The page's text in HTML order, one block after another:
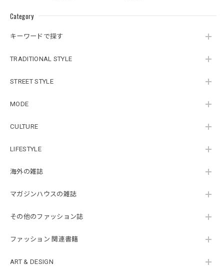
Category
キーワードで探す
TRADITIONAL STYLE
STREET STYLE
MODE
CULTURE
LIFESTYLE
海外の雑誌
マガジンハウスの雑誌
その他のファッション誌
ファッション 関連書籍
ART & DESIGN